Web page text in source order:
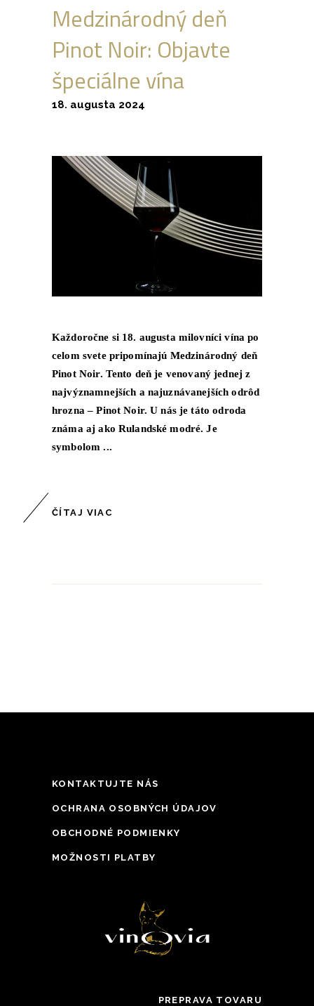
Medzinárodný deň
Pinot Noir: Objavte
špeciálne vína
18. augusta 2024
Každoročne si 18. augusta milovníci vína po
celom svete pripomínajú Medzinárodný deň
Pinot Noir. Tento deň je venovaný jednej z
najvýznamnejších a najuznávanejších odrôd
hrozna – Pinot Noir. U nás je táto odroda
známa aj ako Rulandské modré. Je
symbolom
ČÍTAJ VIAC
KONTAKTUJTE NÁS
OCHRANA OSOBNÝCH ÚDAJOV
OBCHODNÉ PODMIENKY
MOŽNOSTI PLATBY
PREPRAVA TOVARU